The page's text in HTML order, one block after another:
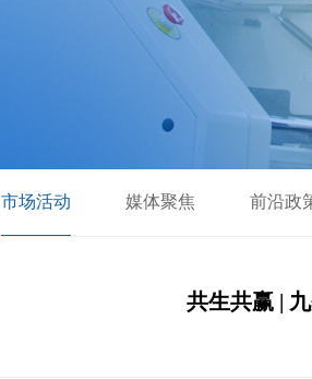
市场活动 媒体聚焦 前沿政
共生共赢 |